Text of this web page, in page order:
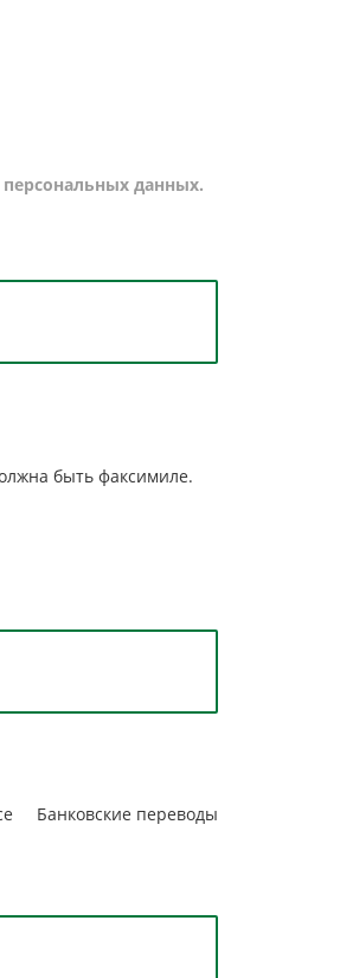
данных.
быть факсимиле.
Банковские переводы